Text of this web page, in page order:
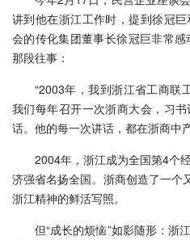
讲到他在浙江工作时，提到徐冠
会的传化集团董事长徐冠巨非常
那段往事：
“2003年，我到浙江省工商联
我们每年召开一次浙商大会，习
话。他的每一次讲话，都在浙商中
2004年，浙江成为全国第4个
济强省名扬全国。浙商创造了一个
浙江精神的鲜活写照。
但“成长的烦恼”如影随形：浙